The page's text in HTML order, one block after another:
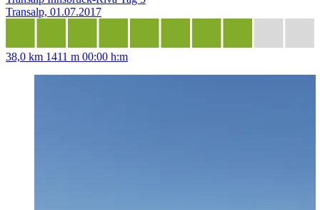
Transalp, 01.07.2017
38,0 km 1411 m 00:00 h:m